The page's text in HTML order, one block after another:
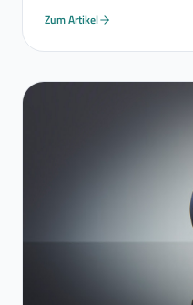
Zum Artikel